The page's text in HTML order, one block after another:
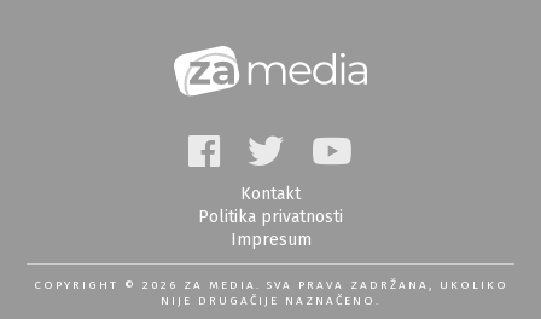
Kontakt
Politika privatnosti
Impresum
COPYRIGHT © 2026 ZA MEDIA. SVA PRAVA ZADRŽANA, UKOLIKO
NIJE DRUGAČIJE NAZNAČENO.